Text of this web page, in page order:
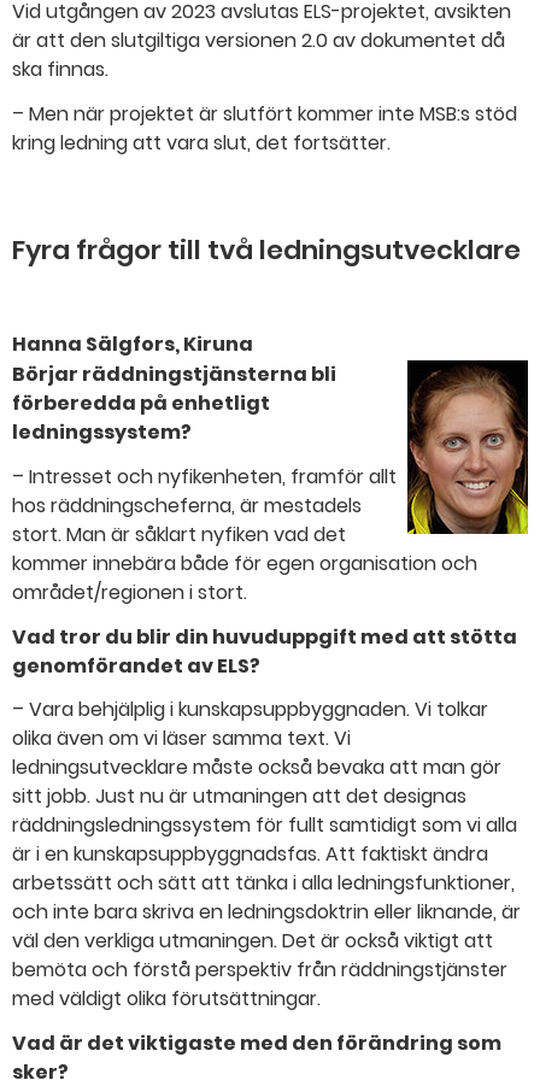
Vid utgången av 2023 avslutas ELS-projektet, avsikten
är att den slutgiltiga versionen 2.0 av dokumentet då
ska finnas.
– Men när projektet är slutfört kommer inte MSB:s stöd
kring ledning att vara slut, det fortsätter.
Fyra frågor till två ledningsutvecklare
Hanna Sälgfors, Kiruna
Börjar räddningstjänsterna bli
förberedda på enhetligt
ledningssystem?
– Intresset och nyfikenheten, framför allt
hos räddningscheferna, är mestadels
stort. Man är såklart nyfiken vad det
kommer innebära både för egen organisation och
området/regionen i stort.
Vad tror du blir din huvuduppgift med att stötta
genomförandet av ELS?
– Vara behjälplig i kunskapsuppbyggnaden. Vi tolkar
olika även om vi läser samma text. Vi
ledningsutvecklare måste också bevaka att man gör
sitt jobb. Just nu är utmaningen att det designas
räddningsledningssystem för fullt samtidigt som vi alla
är i en kunskapsuppbyggnadsfas. Att faktiskt ändra
arbetssätt och sätt att tänka i alla ledningsfunktioner,
och inte bara skriva en ledningsdoktrin eller liknande, är
väl den verkliga utmaningen. Det är också viktigt att
bemöta och förstå perspektiv från räddningstjänster
med väldigt olika förutsättningar.
Vad är det viktigaste med den förändring som
sker?